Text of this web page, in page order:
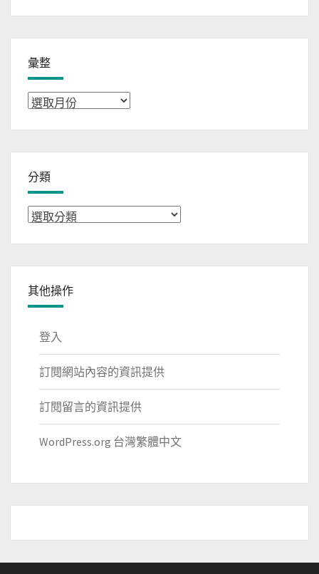
彙整
彙
分類
分
其他操作
登入
訂閱網站內容的資訊提供
訂閱留言的資訊提供
WordPress.org 台灣繁體中文